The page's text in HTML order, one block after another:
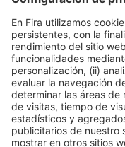
Organizadores